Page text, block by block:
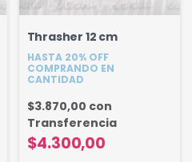
Thrasher 12 cm
HASTA 20% OFF
COMPRANDO EN
CANTIDAD
$4.300,00
$3.870,00 con
Transferencia